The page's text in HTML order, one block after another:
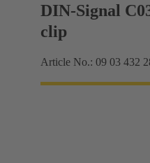
DIN-Signal
clip
Article No.: 09 03 432